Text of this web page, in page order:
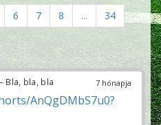
6 7 8 ...
34
7 hónapja
Bla, bla, bla
AnQgDMbS7u0?